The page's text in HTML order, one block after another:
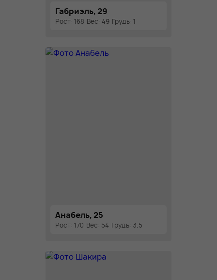
Габриэль, 29
Рост: 168 Вес: 49 Грудь: 1
Анабель, 25
Рост: 170 Вес: 54 Грудь: 3.5